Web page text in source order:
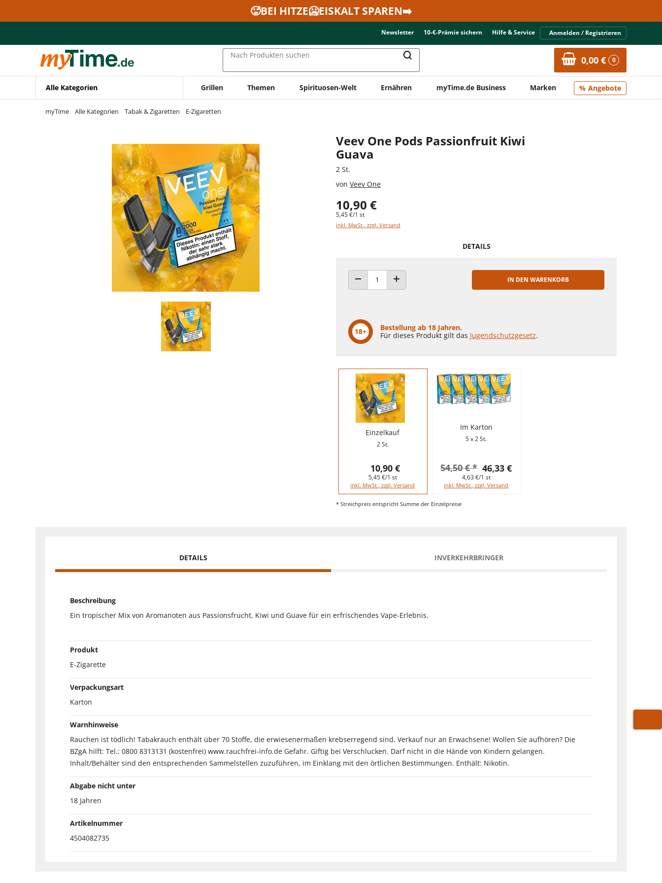
Zur Navigation springen
🥵BEI HITZE🥶EISKALT SPAREN➡️
Newsletter 10-€-Prämie sichern Hilfe & Service Anmelden / Registrieren
Nach Produkten suchen 0,00 € 0
Alle Kategorien Grillen Themen Spirituosen-Welt Ernähren myTime.de Business Marken Angebote
myTime Alle Kategorien Tabak & Zigaretten E-Zigaretten
Veev One Pods Passionfruit Kiwi
Guava
2 St.
von Veev One
10,90 €
5,45 €/1 st
inkl. MwSt., zzgl. Versand
DETAILS
ANZAHL VERRINGERNANZAHL ERHÖHEN
IN DEN WARENKORB
18+
Bestellung ab 18 Jahren.
Für dieses Produkt gilt das Jugendschutzgesetz.
Einzelkauf
2 St.
10,90 €
5,45 €/1 st
inkl. MwSt., zzgl. Versand
Im Karton
5 x 2 St.
46,33 €
54,50 € *
4,63 €/1 st
inkl. MwSt., zzgl. Versand
* Streichpreis entspricht Summe der Einzelpreise
DETAILS INVERKEHRBRINGER
Beschreibung
Ein tropischer Mix von Aromanoten aus Passionsfrucht, Kiwi und Guave für ein erfrischendes Vape-Erlebnis.
Produkt
E-Zigarette
Verpackungsart
Karton
Warnhinweise
Rauchen ist tödlich! Tabakrauch enthält über 70 Stoffe, die erwiesenermaßen krebserregend sind. Verkauf nur an Erwachsene! Wollen Sie aufhören? Die
BZgA hilft: Tel.: 0800 8313131 (kostenfrei) www.rauchfrei-info.de Gefahr. Giftig bei Verschlucken. Darf nicht in die Hände von Kindern gelangen.
Inhalt/Behälter sind den entsprechenden Sammelstellen zuzuführen, im Einklang mit den örtlichen Bestimmungen. Enthält: Nikotin.
Abgabe nicht unter
18 Jahren
Artikelnummer
4504082735